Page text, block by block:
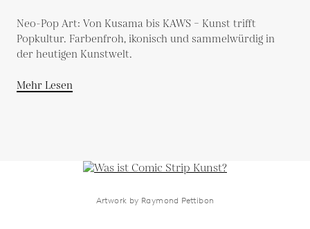
Neo-Pop Art: Von Kusama bis KAWS – Kunst trifft
Popkultur. Farbenfroh, ikonisch und sammelwürdig in
der heutigen Kunstwelt.
Mehr Lesen
Artwork by Raymond Pettibon